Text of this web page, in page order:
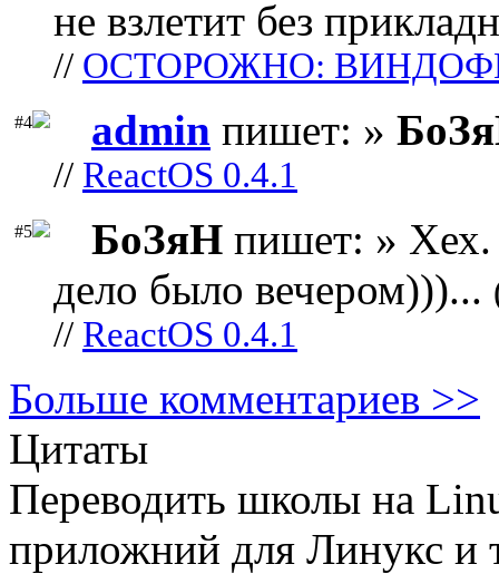
не взлетит без
// ОСТОРОЖНО:
#4 admin пишет: »
// ReactOS 0.4.1
#5 БоЗяН пишет: » Хех.
дело было вечером)))...
// ReactOS 0.4.1
Больше комментариев >>
Цитаты
Переводить школы на
приложний для Линукс и